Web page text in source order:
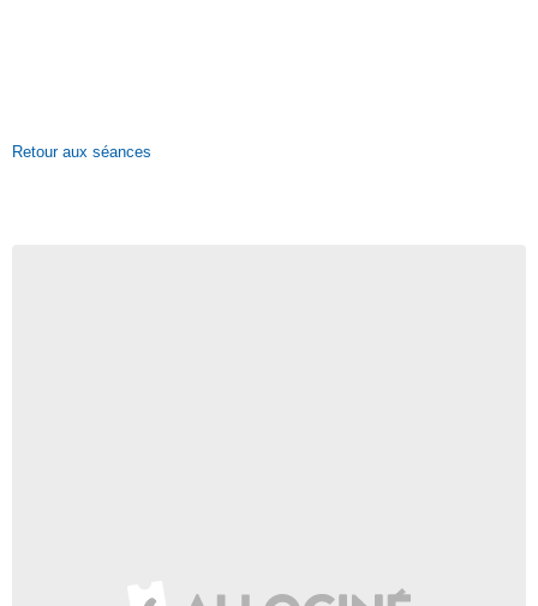
Retour aux séances